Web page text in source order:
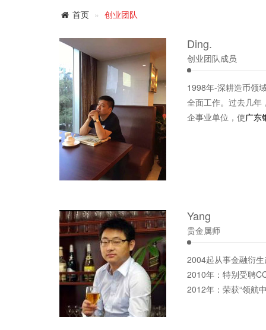
首页 创业团队
Ding.
创业团队成员
1998年-深耕造币领
全面工作。过去几年
企事业单位，使广东
Yang
贵金属师
2004起从事金融衍
2010年：特别受聘
2012年：荣获“领航